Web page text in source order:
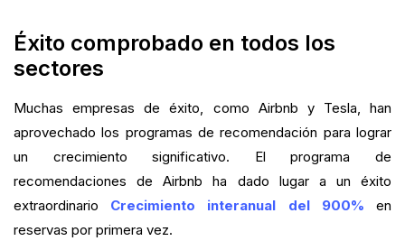
Éxito comprobado en todos los
sectores
Muchas empresas de éxito, como Airbnb y Tesla, han
aprovechado los programas de recomendación para lograr
un crecimiento significativo. El programa de
recomendaciones de Airbnb ha dado lugar a un éxito
extraordinario Crecimiento interanual del 900% en
reservas por primera vez.